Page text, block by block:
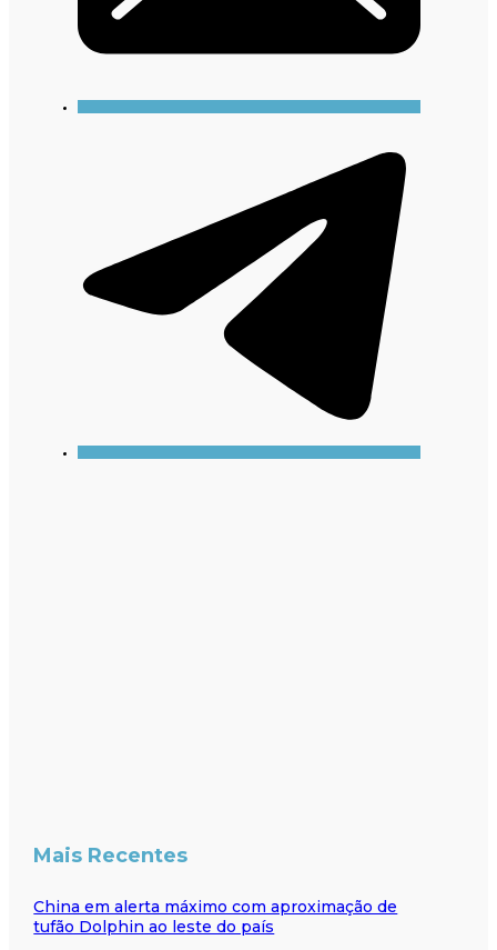
Mais Recentes
China em alerta máximo com aproximação de
tufão Dolphin ao leste do país